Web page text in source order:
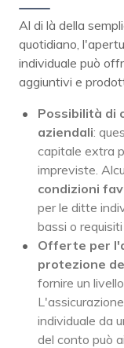
Al di là della
quotidiano,
individuale può
aggiuntivi e
Possibilità di
aziendali:
capitale extra
impreviste.
condizioni
per le ditte
bassi o
Offerte per
protezione
fornire un
individuale da
del conto può